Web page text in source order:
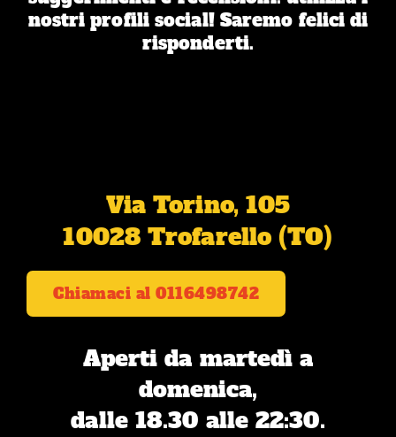
nostri profili social! Saremo felici di
risponderti.
Via Torino, 105
10028 Trofarello (TO)
Chiamaci al 0116498742
Aperti da martedì a
domenica,
dalle 18.30 alle 22:30.